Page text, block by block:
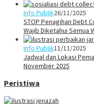
Info Publik26/11/2025
STOP Penagihan Debt
Wajib Diketahui Semua
Info Publik11/11/2025
Jadwal dan Lokasi
November 2025
Peristiwa